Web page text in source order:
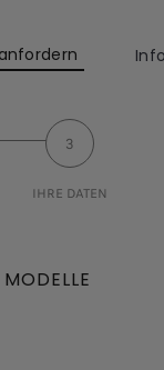
3
IHRE DATEN